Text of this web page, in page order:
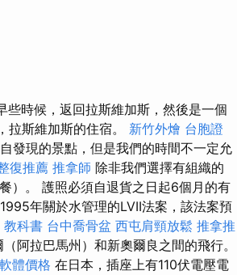
些時候，返回拉斯維加斯，然後是一個
拉斯維加斯的住宿。 新竹外燴 台胞證
發現的景點，但是我們的時間不一定允
復推薦 推拿師 除非我們選擇有組織的
）。 護照必須自退貨之日起6個月的有
年關於水管理的LVII法案，該法案預
教科書 台中喬骨盆 西屯肩頸放鬆 推拿推
阿拉巴馬州）和新奧爾良之間的飛行。
體價格 在日本，插座上有110伏電壓電